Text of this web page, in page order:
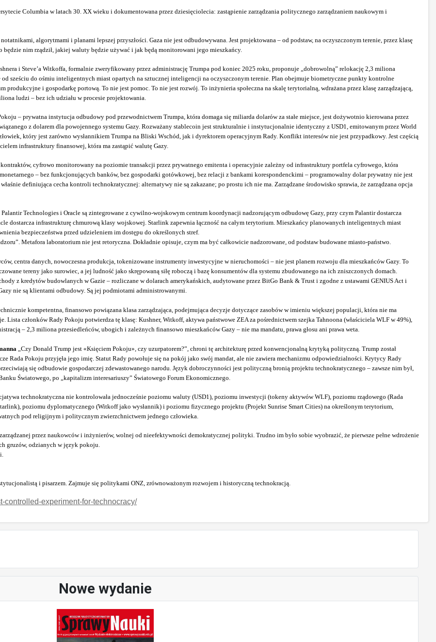
Nowe wydanie
Columbia w latach 30. XX wieku i dokumentowana przez dziesięciolecia: zastąpienie zarządzania politycznego zarządzaniem naukowym i
algorytmami i planami lepszej przyszłości. Gaza nie jest odbudowywana. Jest projektowana – od podstaw, na oczyszczonym terenie, przez klasę
będzie nim rządził, jakiej waluty będzie używać i jak będą monitorowani jego mieszkańcy.
i Steve’a Witkoffa, formalnie zweryfikowany przez administrację Trumpa pod koniec 2025 roku, proponuje „dobrowolną” relokację 2,3 miliona
sześciu do ośmiu inteligentnych miast opartych na sztucznej inteligencji na oczyszczonym terenie. Plan obejmuje biometryczne punkty kontrolne
i gospodarkę portową. To nie jest pomoc. To nie jest rozwój. To inżynieria społeczna na skalę terytorialną, wdrażana przez klasę zarządzającą,
ludzi – bez ich udziału w procesie projektowania.
– prywatna instytucja odbudowy pod przewodnictwem Trumpa, która domaga się miliarda dolarów za stałe miejsce, jest dożywotnio kierowana przez
z dolarem dla powojennego systemu Gazy. Rozważany stablecoin jest strukturalnie i instytucjonalnie identyczny z USD1, emitowanym przez World
który jest zarówno wysłannikiem Trumpa na Bliski Wschód, jak i dyrektorem operacyjnym Rady. Konflikt interesów nie jest przypadkowy. Jest częścią
infrastruktury finansowej, która ma zastąpić walutę Gazy.
cyfrowo monitorowany na poziomie transakcji przez prywatnego emitenta i operacyjnie zależny od infrastruktury portfela cyfrowego, która
– bez funkcjonujących banków, bez gospodarki gotówkowej, bez relacji z bankami korespondenckimi – programowalny dolar prywatny nie jest
definiująca cecha kontroli technokratycznej: alternatywy nie są zakazane; po prostu ich nie ma. Zarządzane środowisko sprawia, że zarządzana opcja
Technologies i Oracle są zintegrowane z cywilno-wojskowym centrum koordynacji nadzorującym odbudowę Gazy, przy czym Palantir dostarcza
dostarcza infrastrukturę chmurową klasy wojskowej. Starlink zapewnia łączność na całym terytorium. Mieszkańcy planowanych inteligentnych miast
bezpieczeństwa przed udzieleniem im dostępu do określonych stref.
Metafora laboratorium nie jest retoryczna. Dokładnie opisuje, czym ma być całkowicie nadzorowane, od podstaw budowane miasto-państwo.
centra danych, nowoczesna produkcja, tokenizowane instrumenty inwestycyjne w nieruchomości – nie jest planem rozwoju dla mieszkańców Gazy. To
tereny jako surowiec, a jej ludność jako skrępowaną siłę roboczą i bazę konsumentów dla systemu zbudowanego na ich zniszczonych domach.
z kredytów budowlanych w Gazie – rozliczane w dolarach amerykańskich, audytowane przez BitGo Bank & Trust i zgodne z ustawami GENIUS Act i
nie są klientami odbudowy. Są jej podmiotami administrowanymi.
kompetentna, finansowo powiązana klasa zarządzająca, podejmująca decyzje dotyczące zasobów w imieniu większej populacji, która nie ma
członków Rady Pokoju potwierdza tę klasę: Kushner, Witkoff, aktywa państwowe ZEA za pośrednictwem szejka Tahnoona (właściciela WLF w 49%),
– 2,3 miliona przesiedleńców, ubogich i zależnych finansowo mieszkańców Gazy – nie ma mandatu, prawa głosu ani prawa weta.
„Czy Donald Trump jest «Księciem Pokoju», czy uzurpatorem?”, chroni tę architekturę przed konwencjonalną krytyką polityczną. Trump został
Rada Pokoju przyjęła jego imię. Statut Rady powołuje się na pokój jako swój mandat, ale nie zawiera mechanizmu odpowiedzialności. Krytycy Rady
się odbudowie gospodarczej zdewastowanego narodu. Język dobroczynności jest polityczną bronią projektu technokratycznego – zawsze nim był,
Światowego, po „kapitalizm interesariuszy” Światowego Forum Ekonomicznego.
technokratyczna nie kontrolowała jednocześnie poziomu waluty (USD1), poziomu inwestycji (tokeny aktywów WLF), poziomu rządowego (Rada
poziomu dyplomatycznego (Witkoff jako wysłannik) i poziomu fizycznego projektu (Projekt Sunrise Smart Cities) na określonym terytorium,
pod religijnym i politycznym zwierzchnictwem jednego człowieka.
przez naukowców i inżynierów, wolnej od nieefektywności demokratycznej polityki. Trudno im było sobie wyobrazić, że pierwsze pełne wdrożenie
gruzów, odzianych w język pokoju.
i pisarzem. Zajmuje się politykami ONZ, zrównoważonym rozwojem i historyczną technokracją.
controlled-experiment-for-technocracy/